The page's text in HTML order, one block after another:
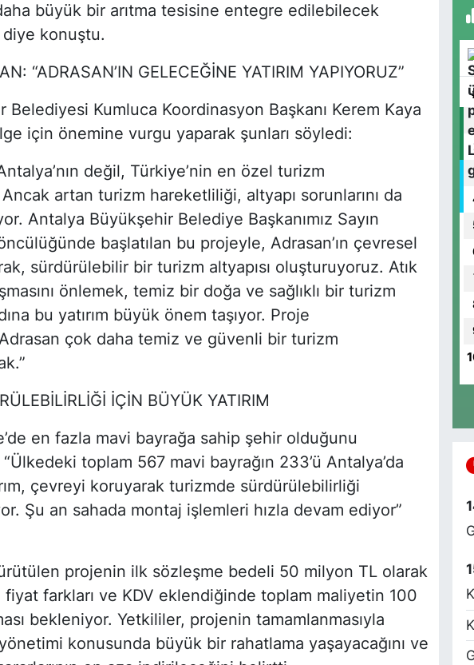
büyük bir arıtma tesisine entegre edilebilecek
diye konuştu.
“ADRASAN’IN GELECEĞİNE YATIRIM YAPIYORUZ”
Belediyesi Kumluca Koordinasyon Başkanı Kerem Kaya
için önemine vurgu yaparak şunları söyledi:
değil, Türkiye’nin en özel turizm
artan turizm hareketliliği, altyapı sorunlarını da
Antalya Büyükşehir Belediye Başkanımız Sayın
başlatılan bu projeyle, Adrasan’ın çevresel
sürdürülebilir bir turizm altyapısı oluşturuyoruz. Atık
önlemek, temiz bir doğa ve sağlıklı bir turizm
bu yatırım büyük önem taşıyor. Proje
Adrasan çok daha temiz ve güvenli bir turizm
İÇİN BÜYÜK YATIRIM
en fazla mavi bayrağa sahip şehir olduğunu
toplam 567 mavi bayrağın 233’ü Antalya’da
çevreyi koruyarak turizmde sürdürülebilirliği
Şu an sahada montaj işlemleri hızla devam ediyor”
projenin ilk sözleşme bedeli 50 milyon TL olarak
farkları ve KDV eklendiğinde toplam maliyetin 100
bekleniyor. Yetkililer, projenin tamamlanmasıyla
yönetimi konusunda büyük bir rahatlama yaşayacağını ve